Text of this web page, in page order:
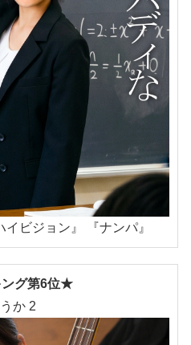
ビジョン』 『ナンパ』
グ第6位★
か 2